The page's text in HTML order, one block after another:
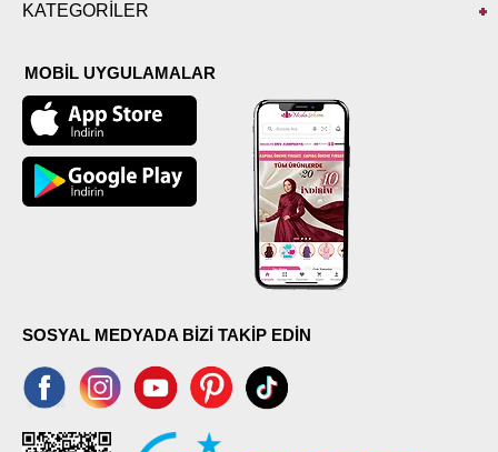
KATEGORİLER
MOBİL UYGULAMALAR
SOSYAL MEDYADA BİZİ TAKİP EDİN